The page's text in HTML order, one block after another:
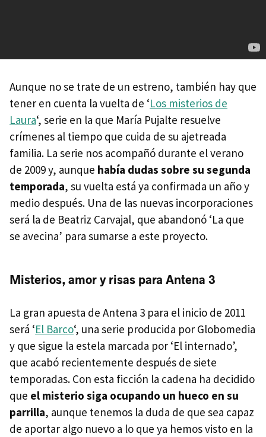
Aunque no se trate de un estreno, también hay que
tener en cuenta la vuelta de ‘Los misterios de
Laura‘, serie en la que María Pujalte resuelve
crímenes al tiempo que cuida de su ajetreada
familia. La serie nos acompañó durante el verano
de 2009 y, aunque había dudas sobre su segunda
temporada, su vuelta está ya confirmada un año y
medio después. Una de las nuevas incorporaciones
será la de Beatriz Carvajal, que abandonó ‘La que
se avecina’ para sumarse a este proyecto.
Misterios, amor y risas para Antena 3
La gran apuesta de Antena 3 para el inicio de 2011
será ‘El Barco‘, una serie producida por Globomedia
y que sigue la estela marcada por ‘El internado’,
que acabó recientemente después de siete
temporadas. Con esta ficción la cadena ha decidido
que el misterio siga ocupando un hueco en su
parrilla, aunque tenemos la duda de que sea capaz
de aportar algo nuevo a lo que ya hemos visto en la